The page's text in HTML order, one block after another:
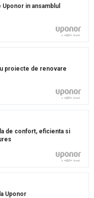
in ansamblul
proiecte de renovare
de confort, eficienta si
Uponor